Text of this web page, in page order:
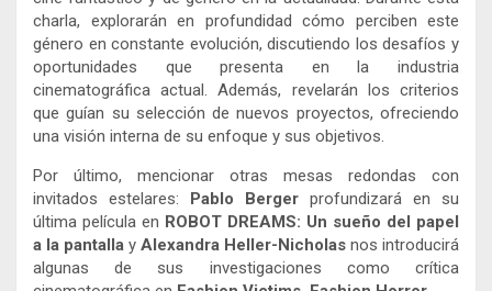
charla, explorarán en profundidad cómo perciben este
género en constante evolución, discutiendo los desafíos y
oportunidades que presenta en la industria
cinematográfica actual. Además, revelarán los criterios
que guían su selección de nuevos proyectos, ofreciendo
una visión interna de su enfoque y sus objetivos.
Por último, mencionar otras mesas redondas con
invitados estelares: Pablo Berger profundizará en su
última película en ROBOT DREAMS: Un sueño del papel
a la pantalla y Alexandra Heller-Nicholas nos introducirá
algunas de sus investigaciones como crítica